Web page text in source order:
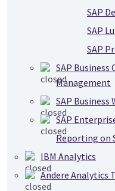
SAP
SAP
SAP
SAP
Management
SAP Business
SAP
Reporting on
IBM Analytics
Andere Analytics